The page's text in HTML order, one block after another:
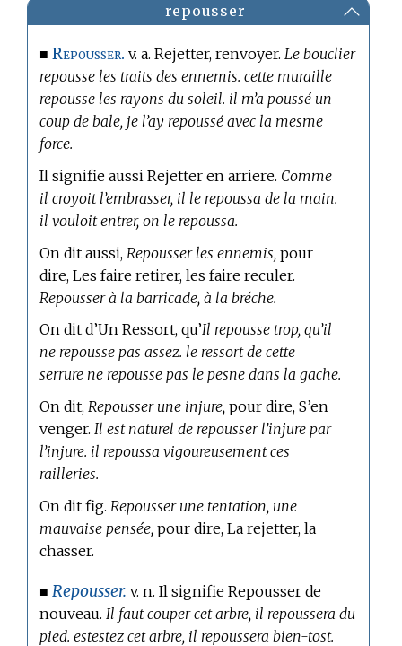
repousser
■Repousser. v. a. Rejetter, renvoyer.Le bouclier
repousse les traits des ennemis. cette muraille
repousse les rayons du soleil. il m’a poussé un
coup de bale, je l’ay repoussé avec la mesme
force.
Il signifie aussi Rejetter en arriere. Comme
il croyoit l’embrasser, il le repoussa de la main.
il vouloit entrer, on le repoussa.
On dit aussi, Repousser les ennemis, pour
dire, Les faire retirer, les faire reculer.
Repousser à la barricade, à la bréche.
On dit d’Un Ressort, qu’Il repousse trop, qu’il
ne repousse pas assez. le ressort de cette
serrure ne repousse pas le pesne dans la gache.
On dit, Repousser une injure, pour dire, S’en
venger. Il est naturel de repousser l’injure par
l’injure. il repoussa vigoureusement ces
railleries.
On dit fig. Repousser une tentation, une
mauvaise pensée, pour dire, La rejetter, la
chasser.
■ Repousser. v. n. Il signifie Repousser de
nouveau. Il faut couper cet arbre, il repoussera du
pied. estestez cet arbre, il repoussera bien-tost.